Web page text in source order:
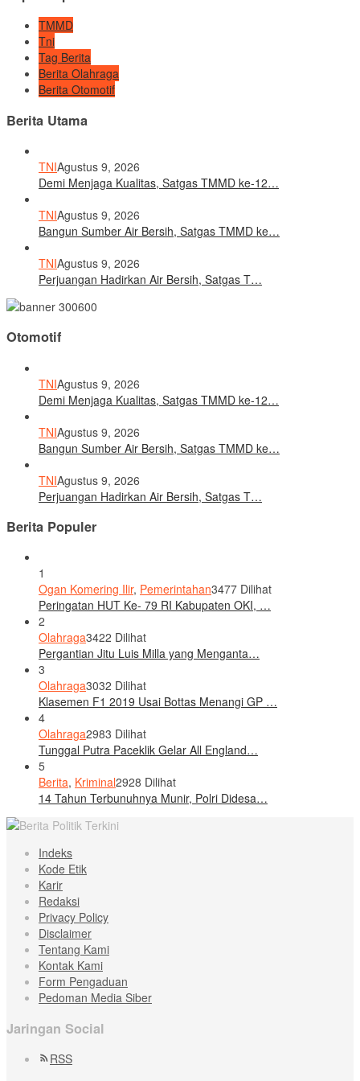
TMMD
Tni
Tag Berita
Berita Olahraga
Berita Otomotif
Berita Utama
TNIAgustus 9, 2026
Demi Menjaga Kualitas, Satgas TMMD ke-12…
TNIAgustus 9, 2026
Bangun Sumber Air Bersih, Satgas TMMD ke…
TNIAgustus 9, 2026
Perjuangan Hadirkan Air Bersih, Satgas T…
Otomotif
TNIAgustus 9, 2026
Demi Menjaga Kualitas, Satgas TMMD ke-12…
TNIAgustus 9, 2026
Bangun Sumber Air Bersih, Satgas TMMD ke…
TNIAgustus 9, 2026
Perjuangan Hadirkan Air Bersih, Satgas T…
Berita Populer
1
Ogan Komering Ilir, Pemerintahan3477 Dilihat
Peringatan HUT Ke- 79 RI Kabupaten OKI, …
2
Olahraga3422 Dilihat
Pergantian Jitu Luis Milla yang Menganta…
3
Olahraga3032 Dilihat
Klasemen F1 2019 Usai Bottas Menangi GP …
4
Olahraga2983 Dilihat
Tunggal Putra Paceklik Gelar All England…
5
Berita, Kriminal2928 Dilihat
14 Tahun Terbunuhnya Munir, Polri Didesa…
Indeks
Kode Etik
Karir
Redaksi
Privacy Policy
Disclaimer
Tentang Kami
Kontak Kami
Form Pengaduan
Pedoman Media Siber
Jaringan Social
RSS